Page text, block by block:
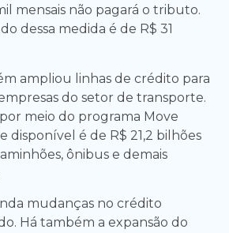
mensais não pagará o tributo.
dessa medida é de R$ 31
ampliou linhas de crédito para
do setor de transporte.
meio do programa Move
disponível é de R$ 21,2 bilhões
ônibus e demais
mudanças no crédito
Há também a expansão do